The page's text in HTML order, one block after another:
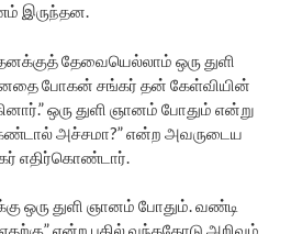
இருந்தன.
தேவையெல்லாம் ஒரு துளி
போகன் சங்கர் தன் கேள்வியின்
ஒரு துளி ஞானம் போதும் என்று
அச்சமா?” என்ற அவருடைய
எதிர்கொண்டார்.
ஒரு துளி ஞானம் போதும். வண்டி
என்ற பதில் வந்ததோடு அறிவும்